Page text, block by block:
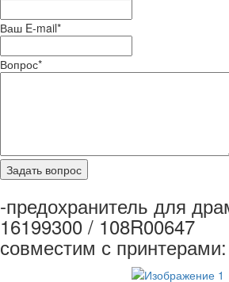
Ваш E-mail*
Вопрос*
-предохранитель для
16199300 / 108R00647
совместим с принтерами: